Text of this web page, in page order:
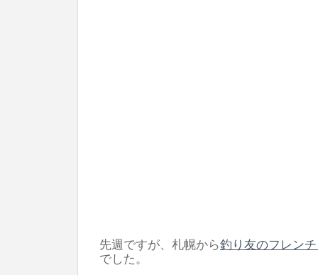
先週ですが、札幌から釣り友のフレン
でした。